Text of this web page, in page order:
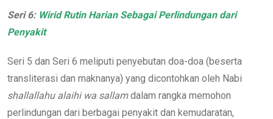
Seri 6: Wirid Rutin Harian Sebagai Perlindungan dari
Penyakit
Seri 5 dan Seri 6 meliputi penyebutan doa-doa (beserta
transliterasi dan maknanya) yang dicontohkan oleh Nabi
shallallahu alaihi wa sallamdalam rangka memohon
perlindungan dari berbagai penyakit dan kemudaratan,